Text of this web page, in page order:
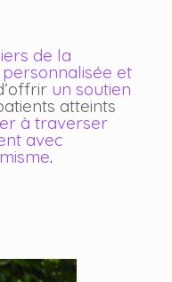
de la
et
un soutien
atteints
à traverser
avec
.